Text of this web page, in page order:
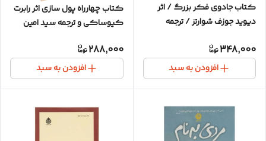
کتاب جادوی فکر بزرگ / اثر
دیوید جوزف شوارتز / ترجمه
آرایان / متن کامل و ترجمه روان
348,000
افزودن به سبد
کتاب چهارراه پول سازی اثر رابرت
کیوساکی و ترجمه سید امین
کامل / کاغذ سفید
288,000
افزودن به سبد